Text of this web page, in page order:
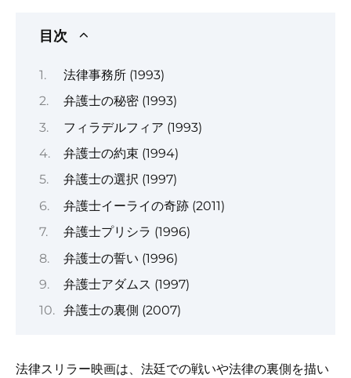
目次
法律事務所 (1993)
弁護士の秘密 (1993)
フィラデルフィア (1993)
弁護士の約束 (1994)
弁護士の選択 (1997)
弁護士イーライの奇跡 (2011)
弁護士プリシラ (1996)
弁護士の誓い (1996)
弁護士アダムス (1997)
弁護士の裏側 (2007)
法律スリラー映画は、法廷での戦いや法律の裏側を描い